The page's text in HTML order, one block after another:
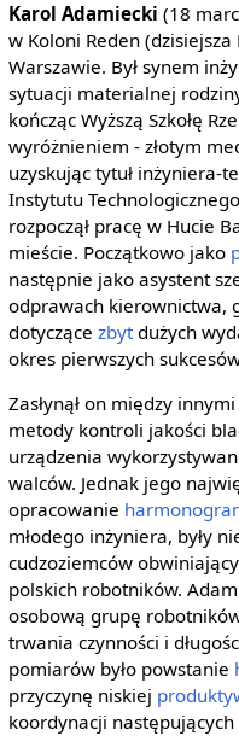
Karol Adamiecki (18
w Koloni Reden
Warszawie. Był synem
sytuacji materialnej
kończąc Wyższą Szkołę
wyróżnieniem - złotym
uzyskując tytuł inżyniera-
Instytutu
rozpoczął pracę w Hucie
mieście. Początkowo jako
następnie jako asystent
odprawach kierownictwa,
dotyczące zbytdużych
okres pierwszych
Zasłynął on między
metody kontroli jakości
urządzenia
walców. Jednak jego
opracowanie
młodego inżyniera, były
cudzoziemców
polskich robotników.
osobową grupę
trwania czynności i
pomiarów było powstanie
przyczynę niskiej
koordynacji